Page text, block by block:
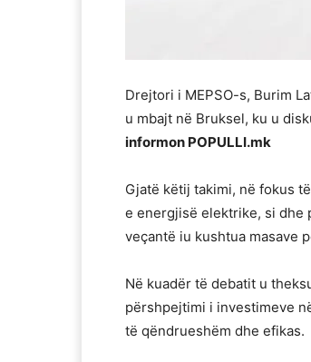
Drejtori i MEPSO-s, Burim
u mbajt në Bruksel, ku u
informon POPULLI.mk
Gjatë këtij takimi, në fokus
e energjisë elektrike, si dhe
veçantë iu kushtua masave
Në kuadër të debatit u
përshpejtimi i investimeve
të qëndrueshëm dhe efikas.